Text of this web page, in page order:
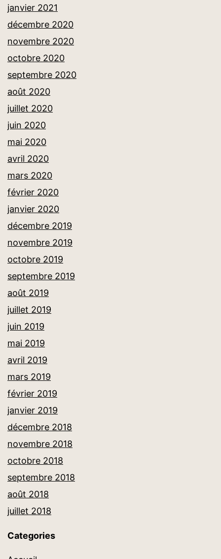
janvier 2021
décembre 2020
novembre 2020
octobre 2020
septembre 2020
août 2020
juillet 2020
juin 2020
mai 2020
avril 2020
mars 2020
février 2020
janvier 2020
décembre 2019
novembre 2019
octobre 2019
septembre 2019
août 2019
juillet 2019
juin 2019
mai 2019
avril 2019
mars 2019
février 2019
janvier 2019
décembre 2018
novembre 2018
octobre 2018
septembre 2018
août 2018
juillet 2018
Categories